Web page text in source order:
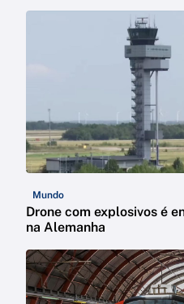
Mundo
Drone com explosivos é
na Alemanha